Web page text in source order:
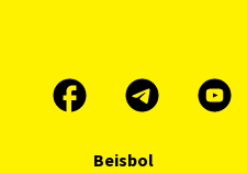
Beisbol